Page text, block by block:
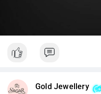
Gold Jewellery